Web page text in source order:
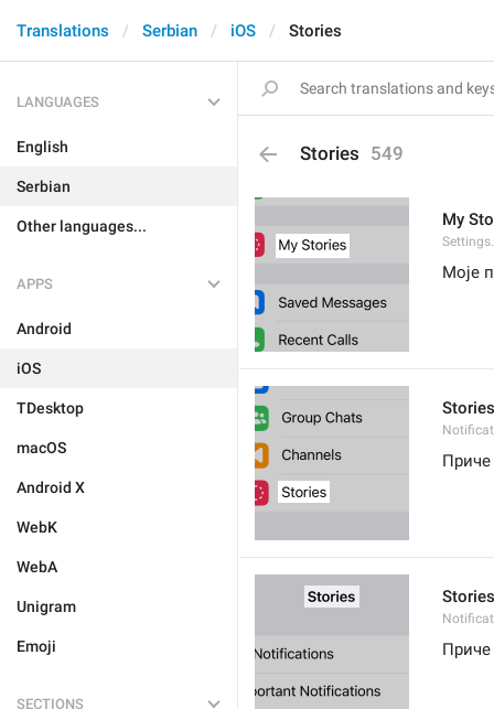
Translations Serbian iOS Stories
LANGUAGES
English
Serbian
Other languages...
APPS
Android
iOS
TDesktop
macOS
Android X
WebK
WebA
Unigram
Emoji
SECTIONS
Stories 549
My
Моје
Stories
Приче
Stories
Приче